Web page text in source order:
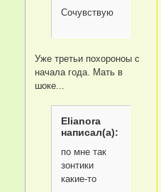
Сочувствую
Уже третьи похороноы с
начала года. Мать в
шоке...
Elianora
написал(а):
по мне так
зонтики
какие-то